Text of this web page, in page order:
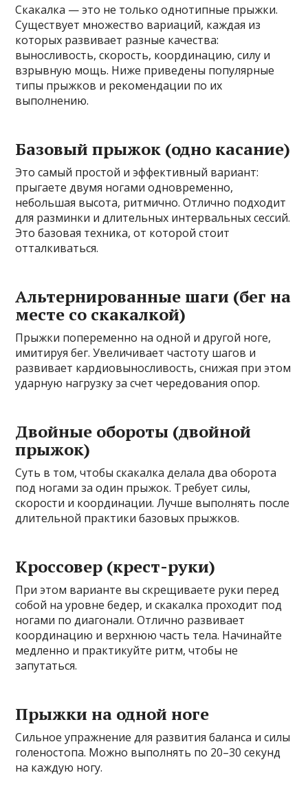
Скакалка — это не только однотипные прыжки.
Существует множество вариаций, каждая из
которых развивает разные качества:
выносливость, скорость, координацию, силу и
взрывную мощь. Ниже приведены популярные
типы прыжков и рекомендации по их
выполнению.
Базовый прыжок (одно касание)
Это самый простой и эффективный вариант:
прыгаете двумя ногами одновременно,
небольшая высота, ритмично. Отлично подходит
для разминки и длительных интервальных сессий.
Это базовая техника, от которой стоит
отталкиваться.
Альтернированные шаги (бег на
месте со скакалкой)
Прыжки попеременно на одной и другой ноге,
имитируя бег. Увеличивает частоту шагов и
развивает кардиовыносливость, снижая при этом
ударную нагрузку за счет чередования опор.
Двойные обороты (двойной
прыжок)
Суть в том, чтобы скакалка делала два оборота
под ногами за один прыжок. Требует силы,
скорости и координации. Лучше выполнять после
длительной практики базовых прыжков.
Кроссовер (крест-руки)
При этом варианте вы скрещиваете руки перед
собой на уровне бедер, и скакалка проходит под
ногами по диагонали. Отлично развивает
координацию и верхнюю часть тела. Начинайте
медленно и практикуйте ритм, чтобы не
запутаться.
Прыжки на одной ноге
Сильное упражнение для развития баланса и силы
голеностопа. Можно выполнять по 20–30 секунд
на каждую ногу.